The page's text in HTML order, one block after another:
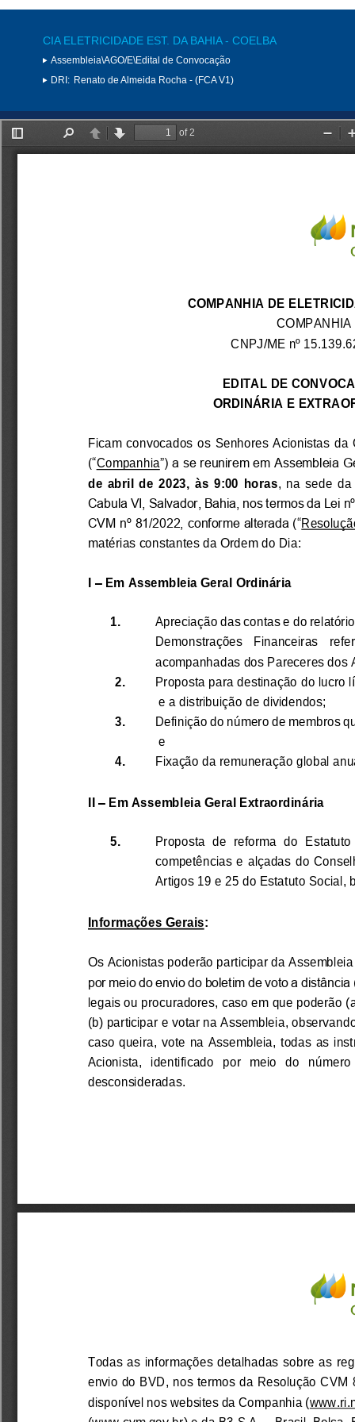
CIA ELETRICIDADE EST. DA BAHIA - COELBA
Assembleia\AGO/E\Edital de Convocação
DRI: Renato de Almeida Rocha - (FCA V1)